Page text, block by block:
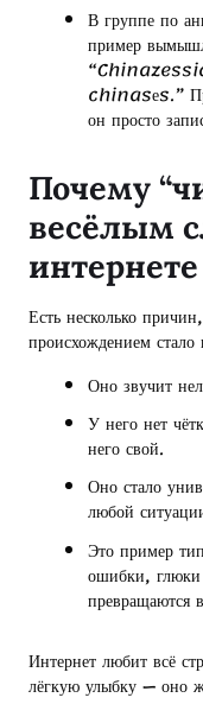
В группе по
пример
chinasеs.”
он просто
Почему
весёлым
интернете
Есть несколько
происхождением
Оно звучит
У него нет
него свой.
Оно стало
любой
Это пример
ошибки, глюки
превращаются
Интернет любит всё
лёгкую улыбку — оно